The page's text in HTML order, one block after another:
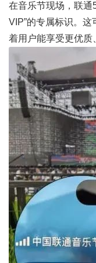
在音乐节现场，联通
VIP”的专属标识。
着用户能享受更优质